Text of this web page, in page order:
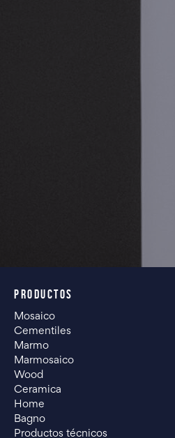
PRODUCTOS
Mosaico
Cementiles
Marmo
Marmosaico
Wood
Ceramica
Home
Bagno
Productos técnicos